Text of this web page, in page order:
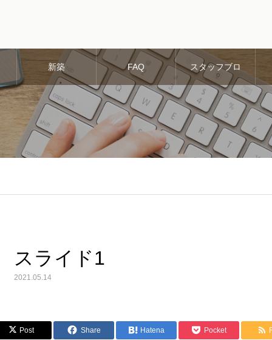
新築 FAQ スタッフブロ
グ
スライド1
2021.05.14
Post Share Hatena Pocket